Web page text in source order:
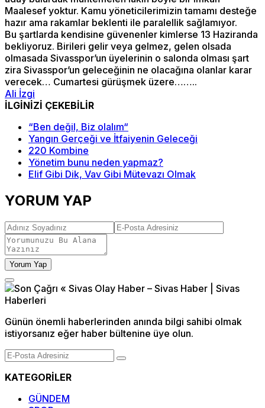
Maalesef yoktur. Kamu yöneticilerimizin tamamı desteğe
hazır ama rakamlar beklenti ile paralellik sağlamıyor.
Bu şartlarda kendisine güvenenler kimlerse 13 Haziranda
bekliyoruz. Birileri gelir veya gelmez, gelen olsada
olmasada Sivasspor’un üyelerinin o salonda olması şart
zira Sivasspor’un geleceğinin ne olacağına olanlar karar
verecek… Cumartesi gürüşmek üzere……..
Ali İzgi
İLGİNİZİ ÇEKEBİLİR
“Ben değil, Biz olalım“
Yangın Gerçeği ve İtfaiyenin Geleceği
220 Kombine
Yönetim bunu neden yapmaz?
Elif Gibi Dik, Vav Gibi Mütevazı Olmak
YORUM YAP
Yorum Yap
Günün önemli haberlerinden anında bilgi sahibi olmak
istiyorsanız eğer haber bültenine üye olun.
KATEGORİLER
GÜNDEM